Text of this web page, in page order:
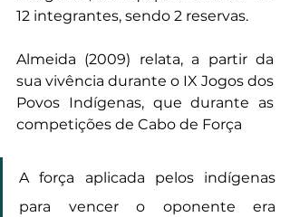
12 integrantes, sendo 2 reservas.
Almeida (2009) relata, a partir da
sua vivência durante o IX Jogos dos
Povos Indígenas, que durante as
competições de Cabo de Força
A força aplicada pelos indígenas
para vencer o oponente era